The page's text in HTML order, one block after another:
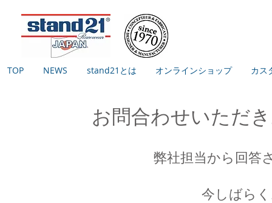
TOP NEWS stand21とは オンラインショップ カス
お問合わせいただ
弊社担当から回答
今しばら